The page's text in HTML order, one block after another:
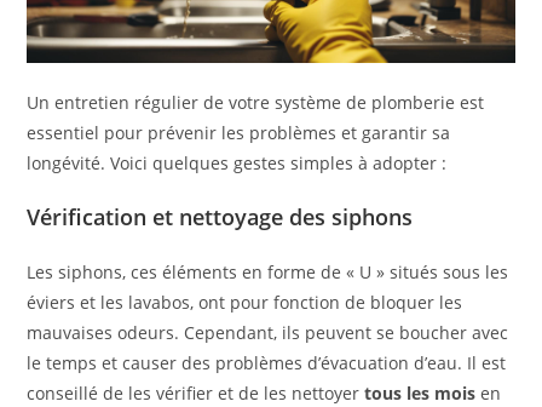
Un entretien régulier de votre système de plomberie est
essentiel pour prévenir les problèmes et garantir sa
longévité. Voici quelques gestes simples à adopter :
Vérification et nettoyage des siphons
Les siphons, ces éléments en forme de « U » situés sous les
éviers et les lavabos, ont pour fonction de bloquer les
mauvaises odeurs. Cependant, ils peuvent se boucher avec
le temps et causer des problèmes d’évacuation d’eau. Il est
conseillé de les vérifier et de les nettoyertous les mois en